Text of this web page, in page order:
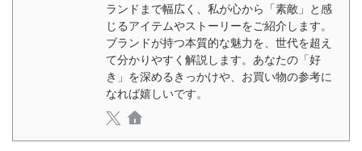
ランドまで幅広く、私が心から「素敵」と感
じるアイテムやストーリーをご紹介します。
ブランドが持つ本質的な魅力を、世代を超え
て分かりやすく解説します。あなたの「好
き」を深めるきっかけや、お買い物の参考に
なれば嬉しいです。